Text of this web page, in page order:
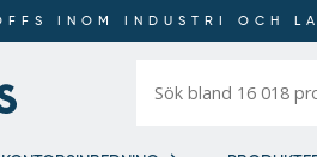
INOM INDUSTRI OCH
bland